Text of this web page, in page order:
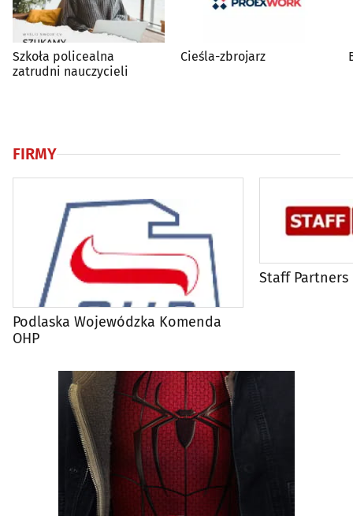
Szkoła policealna
zatrudni nauczycieli
Cieśla-zbrojarz
FIRMY
Podlaska Wojewódzka Komenda
OHP
Staff Partners